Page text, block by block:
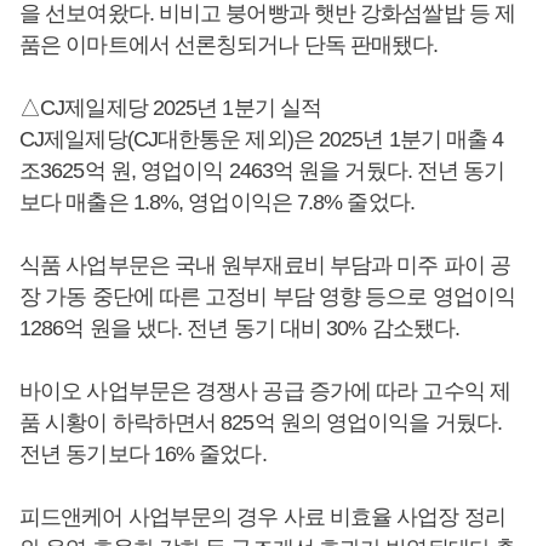
을 선보여왔다. 비비고 붕어빵과 햇반 강화섬쌀밥 등 제
품은 이마트에서 선론칭되거나 단독 판매됐다.
△CJ제일제당 2025년 1분기 실적
CJ제일제당(CJ대한통운 제외)은 2025년 1분기 매출 4
조3625억 원, 영업이익 2463억 원을 거뒀다. 전년 동기
보다 매출은 1.8%, 영업이익은 7.8% 줄었다.
식품 사업부문은 국내 원부재료비 부담과 미주 파이 공
장 가동 중단에 따른 고정비 부담 영향 등으로 영업이익
1286억 원을 냈다. 전년 동기 대비 30% 감소됐다.
바이오 사업부문은 경쟁사 공급 증가에 따라 고수익 제
품 시황이 하락하면서 825억 원의 영업이익을 거뒀다.
전년 동기보다 16% 줄었다.
피드앤케어 사업부문의 경우 사료 비효율 사업장 정리